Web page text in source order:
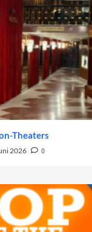
Theaters
2026 0